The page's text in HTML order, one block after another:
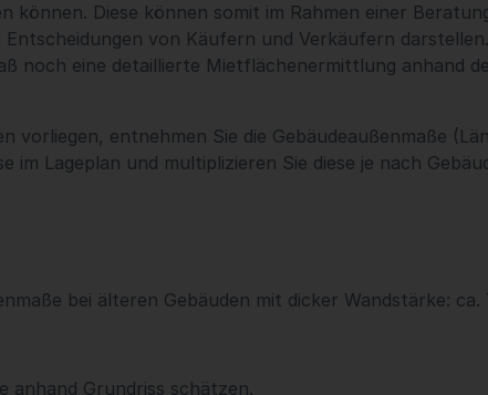
können. Diese können somit im Rahmen einer
von Käufern und Verkäufern
noch eine detaillierte Mietflächenermittlung anhand
vorliegen, entnehmen Sie die Gebäudeaußenmaße
im Lageplan und multiplizieren Sie diese je nach
bei älteren Gebäuden mit dicker Wandstärke: ca.
anhand Grundriss schätzen.